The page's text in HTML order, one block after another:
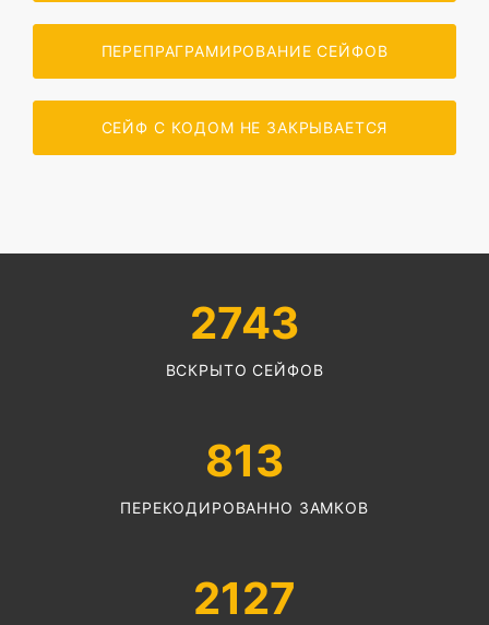
ПЕРЕПРАГРАМИРОВАНИЕ СЕЙФОВ
СЕЙФ С КОДОМ НЕ ЗАКРЫВАЕТСЯ
2743
ВСКРЫТО СЕЙФОВ
813
ПЕРЕКОДИРОВАННО ЗАМКОВ
2127